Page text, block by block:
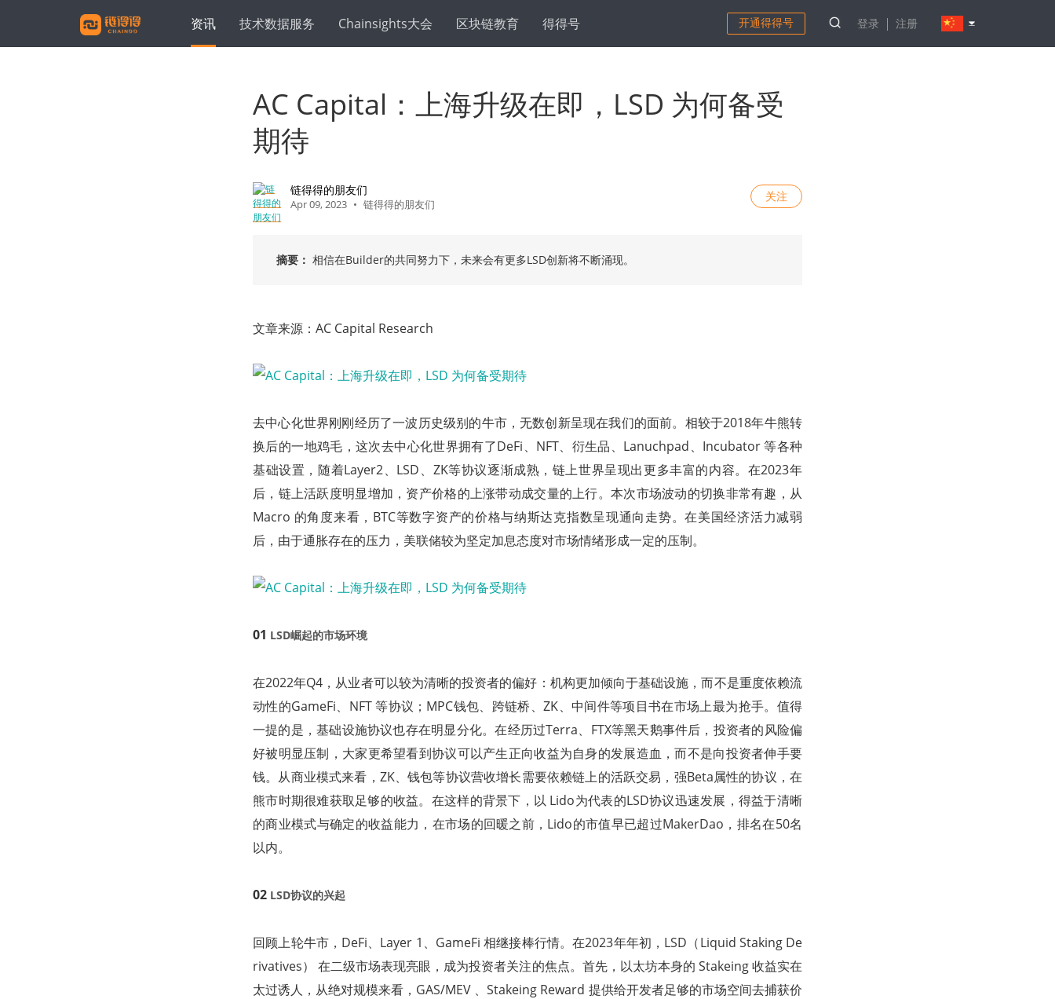
资讯 技术数据服务 Chainsights大会 区块链教育 得得号 开通得得号 登录 注册
AC Capital：上海升级在即，LSD 为何备受
期待
链得得的朋友们
Apr 09, 2023 • 链得得的朋友们
关注
摘要： 相信在Builder的共同努力下，未来会有更多LSD创新将不断涌现。
文章来源：AC Capital Research
去中心化世界刚刚经历了一波历史级别的牛市，无数创新呈现在我们的面前。相较于2018年牛熊转
换后的一地鸡毛，这次去中心化世界拥有了DeFi、NFT、衍生品、Lanuchpad、Incubator 等各种
基础设置，随着Layer2、LSD、ZK等协议逐渐成熟，链上世界呈现出更多丰富的内容。在2023年
后，链上活跃度明显增加，资产价格的上涨带动成交量的上行。本次市场波动的切换非常有趣，从
Macro 的角度来看，BTC等数字资产的价格与纳斯达克指数呈现通向走势。在美国经济活力减弱
后，由于通胀存在的压力，美联储较为坚定加息态度对市场情绪形成一定的压制。
01 LSD崛起的市场环境
在2022年Q4，从业者可以较为清晰的投资者的偏好：机构更加倾向于基础设施，而不是重度依赖流
动性的GameFi、NFT 等协议；MPC钱包、跨链桥、ZK、中间件等项目书在市场上最为抢手。值得
一提的是，基础设施协议也存在明显分化。在经历过Terra、FTX等黑天鹅事件后，投资者的风险偏
好被明显压制，大家更希望看到协议可以产生正向收益为自身的发展造血，而不是向投资者伸手要
钱。从商业模式来看，ZK、钱包等协议营收增长需要依赖链上的活跃交易，强Beta属性的协议，在
熊市时期很难获取足够的收益。在这样的背景下，以 Lido为代表的LSD协议迅速发展，得益于清晰
的商业模式与确定的收益能力，在市场的回暖之前，Lido的市值早已超过MakerDao，排名在50名
以内。
02 LSD协议的兴起
回顾上轮牛市，DeFi、Layer 1、GameFi 相继接棒行情。在2023年年初，LSD（Liquid Staking De
rivatives） 在二级市场表现亮眼，成为投资者关注的焦点。首先，以太坊本身的 Stakeing 收益实在
太过诱人，从绝对规模来看，GAS/MEV 、Stakeing Reward 提供给开发者足够的市场空间去捕获价